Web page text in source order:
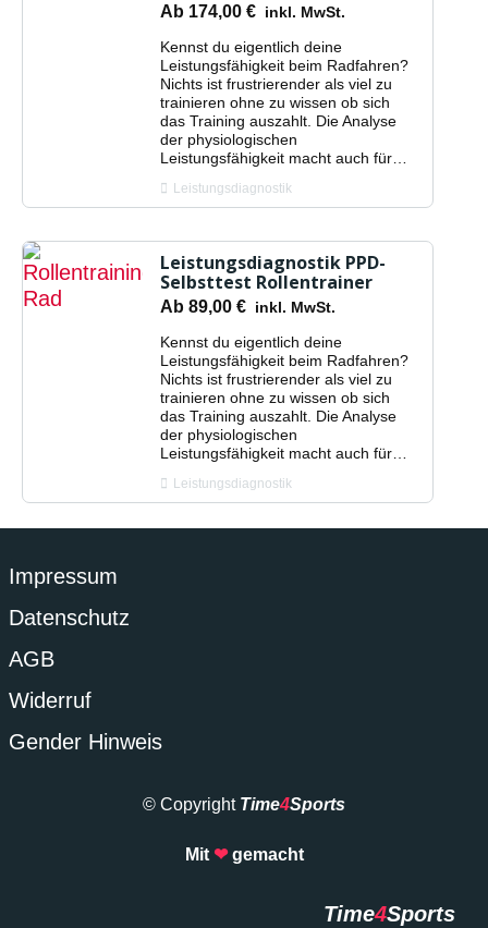
Ab 174,00 € inkl. MwSt.
Kennst du eigentlich deine
Leistungsfähigkeit beim Radfahren?
Nichts ist frustrierender als viel zu
trainieren ohne zu wissen ob sich
das Training auszahlt. Die Analyse
der physiologischen
Leistungsfähigkeit macht auch für…
Leistungsdiagnostik
Leistungsdiagnostik PPD-
Selbsttest Rollentrainer
Ab 89,00 € inkl. MwSt.
Kennst du eigentlich deine
Leistungsfähigkeit beim Radfahren?
Nichts ist frustrierender als viel zu
trainieren ohne zu wissen ob sich
das Training auszahlt. Die Analyse
der physiologischen
Leistungsfähigkeit macht auch für…
Leistungsdiagnostik
Impressum
Datenschutz
AGB
Widerruf
Gender Hinweis
© Copyright Time4Sports
Mit ❤gemacht
Time4Sports